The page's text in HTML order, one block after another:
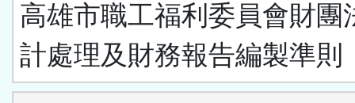
高雄市職工福利委員會財團
計處理及財務報告編製準則